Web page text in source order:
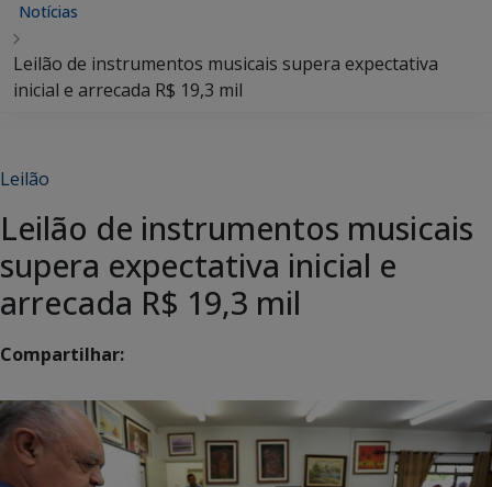
Notícias
Leilão de instrumentos musicais supera expectativa
inicial e arrecada R$ 19,3 mil
Leilão
Leilão de instrumentos musicais
supera expectativa inicial e
arrecada R$ 19,3 mil
Compartilhar: